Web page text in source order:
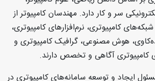
سر و کار دارد. مهندسان کامپیوتر از
کامپیوتری، نرم‌افزارهای کامپیوتری،
هوش مصنوعی، گرافیک کامپیوتری و
کامپیوتری آگاهی و تخصص دارند.
ایجاد و توسعه سامانه‌های کامپیوتری در